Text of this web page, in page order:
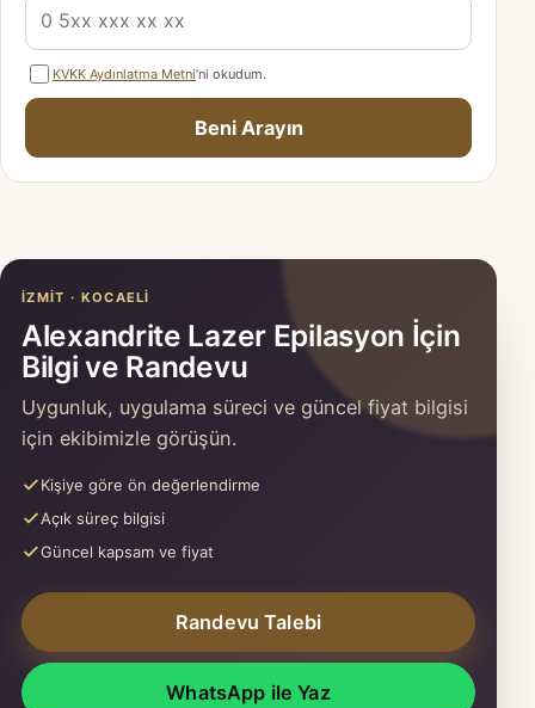
KVKK Aydınlatma Metni’ni okudum.
Beni Arayın
İZMIT · KOCAELI
Alexandrite Lazer Epilasyon İçin
Bilgi ve Randevu
Uygunluk, uygulama süreci ve güncel fiyat bilgisi
için ekibimizle görüşün.
Kişiye göre ön değerlendirme
Açık süreç bilgisi
Güncel kapsam ve fiyat
Randevu Talebi
WhatsApp ile Yaz